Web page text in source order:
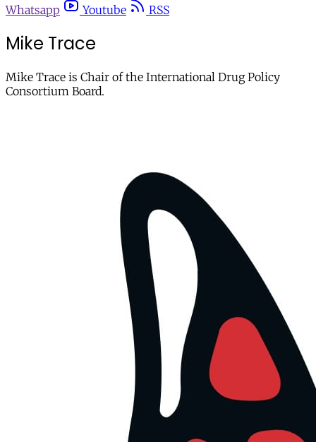
Whatsapp
Youtube RSS
Mike Trace
Mike Trace is Chair of the International Drug Policy
Consortium Board.